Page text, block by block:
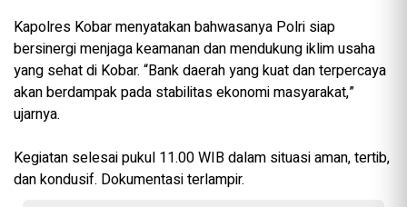
‎Kapolres Kobar menyatakan bahwasanya Polri siap
bersinergi menjaga keamanan dan mendukung iklim usaha
yang sehat di Kobar. “Bank daerah yang kuat dan terpercaya
akan berdampak pada stabilitas ekonomi masyarakat,”
ujarnya.
‎Kegiatan selesai pukul 11.00 WIB dalam situasi aman, tertib,
dan kondusif. Dokumentasi terlampir.